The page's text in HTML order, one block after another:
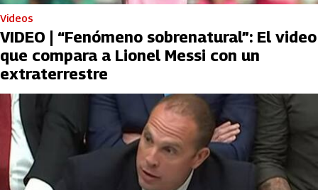
Videos
VIDEO | “Fenómeno sobrenatural”: El video
que compara a Lionel Messi con un
extraterrestre